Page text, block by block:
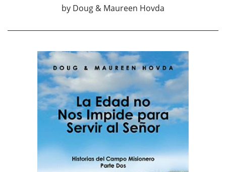
by Doug & Maureen Hovda